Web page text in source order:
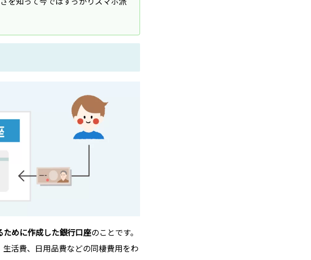
めに作成した銀行口座のことです。
活費、日用品費などの同棲費用をわ